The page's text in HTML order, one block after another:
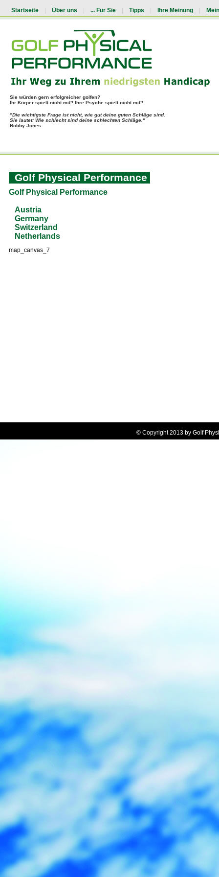
Startseite Über uns ... Für Sie Tipps Ihre Meinung
Sie würden gern erfolgreicher golfen?
Ihr Körper spielt nicht mit? Ihre Psyche spielt nicht mit?
"Die wichtigste Frage ist nicht, wie gut deine guten Schläge sind.
Sie lautet: Wie schlecht sind deine schlechten Schläge."
Bobby Jones
Golf Physical Performance
Golf Physical Performance
Austria
Germany
Switzerland
Netherlands
map_canvas_7
© Copyright 2013 by Golf